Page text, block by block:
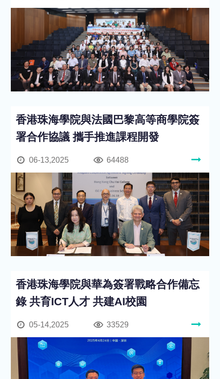
香港珠海學院與法國巴黎高等商學院簽
署合作協議 攜手推進課程開發
06-13,2025 64488
香港珠海學院與華為簽署戰略合作備忘
錄 共育ICT人才 共建AI校園
05-14,2025 33529